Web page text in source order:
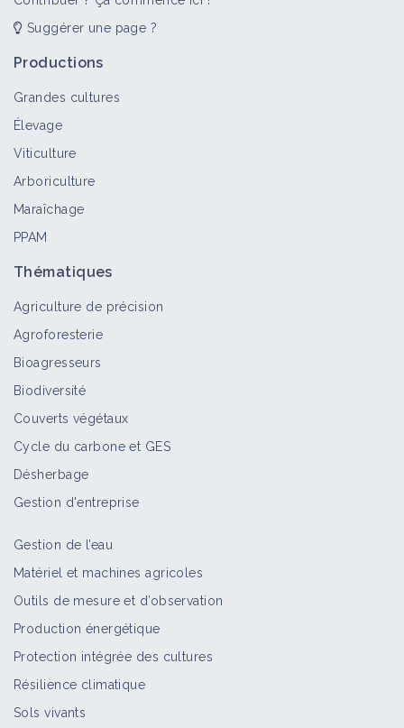
Suggérer une page ?
Productions
Grandes cultures
Élevage
Viticulture
Arboriculture
Maraîchage
PPAM
Thématiques
Agriculture de précision
Agroforesterie
Bioagresseurs
Biodiversité
Couverts végétaux
Cycle du carbone et GES
Désherbage
Gestion d'entreprise
Gestion de l’eau
Matériel et machines agricoles
Outils de mesure et d’observation
Production énergétique
Protection intégrée des cultures
Résilience climatique
Sols vivants